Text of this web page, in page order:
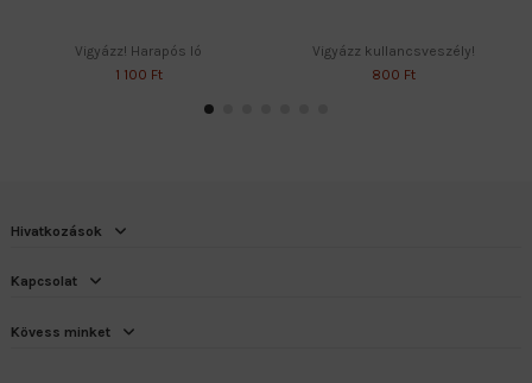
Vigyázz! Harapós ló
1 100 Ft
Vigyázz kullancsveszély!
800 Ft
Hivatkozások
Kapcsolat
Kövess minket